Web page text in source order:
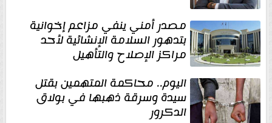
مصدر أمني ينفي مزاعم إخوانية
بتدهور السلامة الإنشائية لأحد
مراكز الإصلاح والتأهيل
اليوم.. محاكمة المتهمين بقتل
سيدة وسرقة ذهبها في بولاق
الدكرور